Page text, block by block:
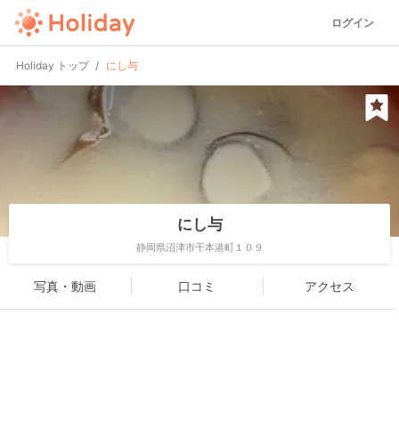
ログイン
Holiday トップ にし与
にし与
静岡県沼津市千本港町１０９
写真・動画 口コミ アクセス